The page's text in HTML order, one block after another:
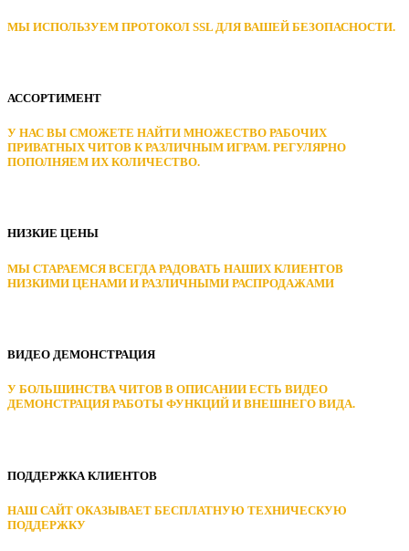
МЫ ИСПОЛЬЗУЕМ ПРОТОКОЛ SSL ДЛЯ ВАШЕЙ БЕЗОПАСНОСТИ.
АССОРТИМЕНТ
У НАС ВЫ СМОЖЕТЕ НАЙТИ МНОЖЕСТВО РАБОЧИХ
ПРИВАТНЫХ ЧИТОВ К РАЗЛИЧНЫМ ИГРАМ. РЕГУЛЯРНО
ПОПОЛНЯЕМ ИХ КОЛИЧЕСТВО.
НИЗКИЕ ЦЕНЫ
МЫ СТАРАЕМСЯ ВСЕГДА РАДОВАТЬ НАШИХ КЛИЕНТОВ
НИЗКИМИ ЦЕНАМИ И РАЗЛИЧНЫМИ РАСПРОДАЖАМИ
ВИДЕО ДЕМОНСТРАЦИЯ
У БОЛЬШИНСТВА ЧИТОВ В ОПИСАНИИ ЕСТЬ ВИДЕО
ДЕМОНСТРАЦИЯ РАБОТЫ ФУНКЦИЙ И ВНЕШНЕГО ВИДА.
ПОДДЕРЖКА КЛИЕНТОВ
НАШ САЙТ ОКАЗЫВАЕТ БЕСПЛАТНУЮ ТЕХНИЧЕСКУЮ
ПОДДЕРЖКУ